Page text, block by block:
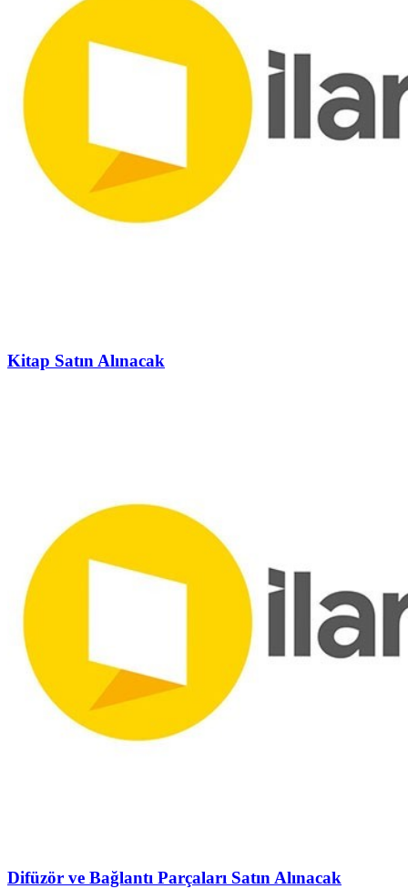
Kitap Satın Alınacak
Difüzör ve Bağlantı Parçaları Satın Alınacak